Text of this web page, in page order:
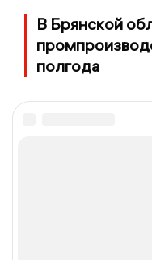
В Брянской
полгода